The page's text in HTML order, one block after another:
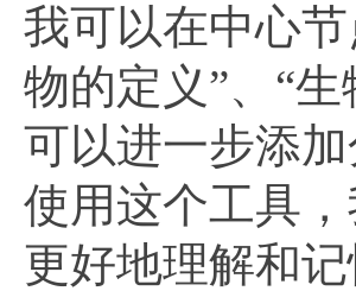
我可以在中心
物的定义”、“
可以进一步添
使用这个工具
更好地理解和